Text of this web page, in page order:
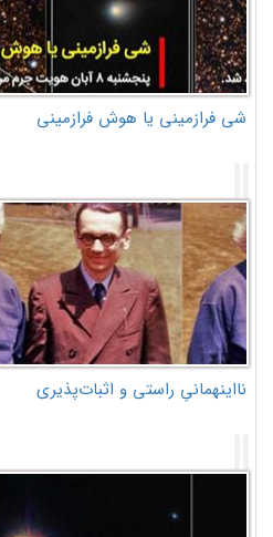
شی فرازمینی یا هوش فرازمینی
نااینهمانیِ راستی و اثبات‌پذیری